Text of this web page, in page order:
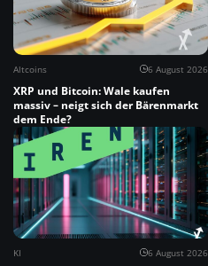
Altcoins 6 August 2026
XRP und Bitcoin: Wale kaufen
massiv – neigt sich der Bärenmarkt
dem Ende?
KI 6 August 2026